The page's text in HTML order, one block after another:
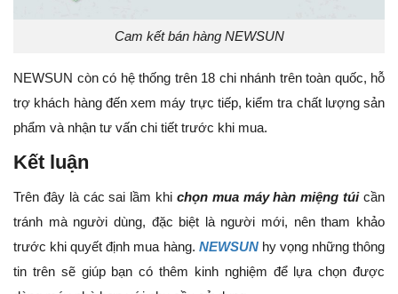
Cam kết bán hàng NEWSUN
NEWSUN còn có hệ thống trên 18 chi nhánh trên toàn quốc, hỗ
trợ khách hàng đến xem máy trực tiếp, kiểm tra chất lượng sản
phẩm và nhận tư vấn chi tiết trước khi mua.
Kết luận
Trên đây là các sai lầm khi chọn mua máy hàn miệng túi cần
tránh mà người dùng, đặc biệt là người mới, nên tham khảo
trước khi quyết định mua hàng. NEWSUNhy vọng những thông
tin trên sẽ giúp bạn có thêm kinh nghiệm để lựa chọn được